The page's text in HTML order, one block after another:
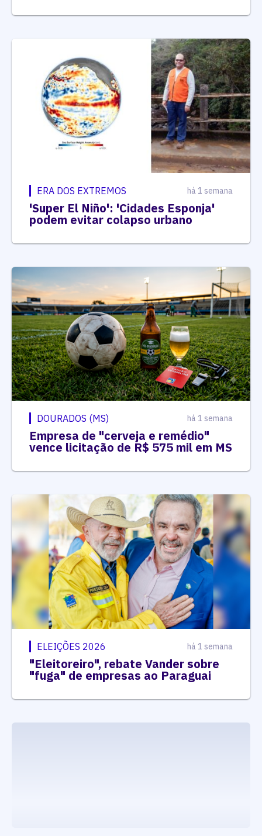
ERA DOS EXTREMOS há 1 semana
'Super El Niño': 'Cidades Esponja'
podem evitar colapso urbano
DOURADOS (MS) há 1 semana
Empresa de "cerveja e remédio"
vence licitação de R$ 575 mil em MS
ELEIÇÕES 2026 há 1 semana
"Eleitoreiro", rebate Vander sobre
"fuga" de empresas ao Paraguai